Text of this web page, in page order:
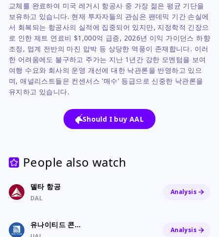
교체를 완료하여 미국 레거시 항공사 중 가장 젊은 평균 기단을
보유하고 있습니다. 현재 투자자들의 관심은 팬데믹 기간 손실에
서 회복되는 항공사의 실적에 집중되어 있지만, 지정학적 긴장으
로 인한 제트 연료비 $1,000억 급증, 2026년 이익 가이던스 하향
조정, 업계 전반의 마진 압박 등 상당한 역풍이 존재합니다. 이러
한 어려움에도 불구하고 주가는 지난 1년간 강한 모멘텀을 보여
여행 수요와 회사의 운영 개선에 대한 낙관론을 반영하고 있으
며, 애널리스트들은 컨센서스 '매수' 등급으로 신중한 낙관론을
유지하고 있습니다.
Should I buy AAL
People also watch
델타 항공
DAL
Analysis
유나이티드 콘티넨탈 홀딩스
Analysis